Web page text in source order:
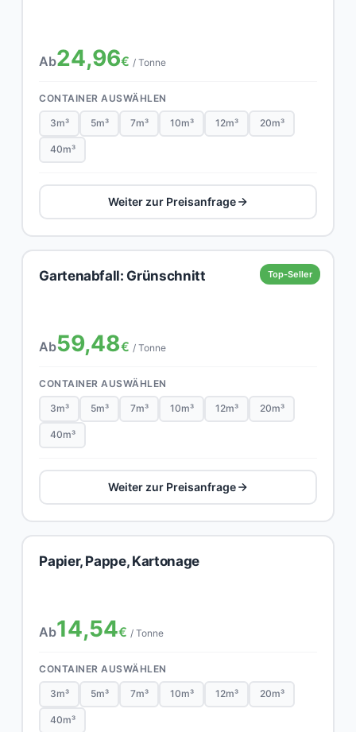
Ab24,96€ / Tonne
CONTAINER AUSWÄHLEN
3m³ 5m³ 7m³ 10m³ 12m³ 20m³
40m³
Weiter zur Preisanfrage
Top-Seller
Gartenabfall: Grünschnitt
Ab59,48€ / Tonne
CONTAINER AUSWÄHLEN
3m³ 5m³ 7m³ 10m³ 12m³ 20m³
40m³
Weiter zur Preisanfrage
Papier, Pappe, Kartonage
Ab14,54€ / Tonne
CONTAINER AUSWÄHLEN
3m³ 5m³ 7m³ 10m³ 12m³ 20m³
40m³